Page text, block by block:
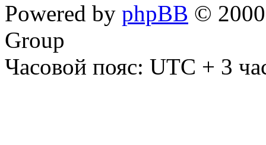
Powered by phpBB ©
Group
Часовой пояс: UTC + 3